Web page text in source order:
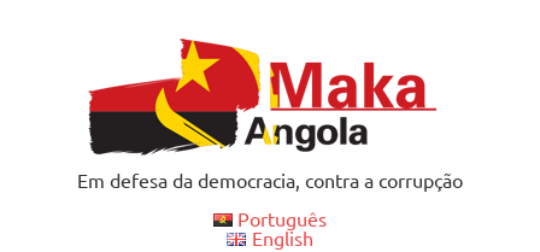
Em defesa da democracia, contra a corrupção
Português
English